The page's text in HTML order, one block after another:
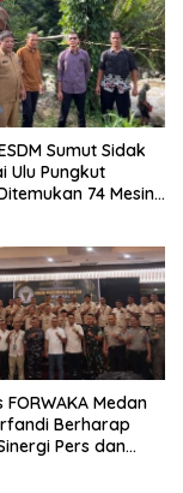
Hukum dan
Anggota
Sumut Sidak
Ulu Pungkut
74 Mesin
FORWAKA Medan
Berharap
Pers dan